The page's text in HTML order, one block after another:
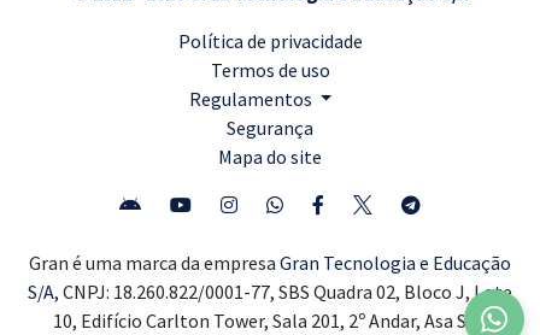
Política de privacidade
Termos de uso
Regulamentos
Segurança
Mapa do site
Gran é uma marca da empresa Gran Tecnologia e Educação
S/A, CNPJ: 18.260.822/0001-77, SBS Quadra 02, Bloco J, Lote
10, Edifício Carlton Tower, Sala 201, 2º Andar, Asa Sul,